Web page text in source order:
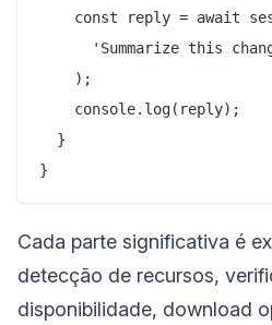
const reply = await
'Summarize this
    );
    console.log(reply);
  }
Cada parte significativa é
detecção de recursos,
disponibilidade, download